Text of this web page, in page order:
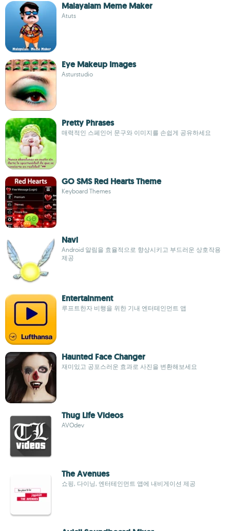
Malayalam Meme Maker
Atuts
Eye Makeup Images
Asturstudio
Pretty Phrases
매력적인 스페인어 문구와 이미지를 손쉽게 공유하세요
GO SMS Red Hearts Theme
Keyboard Themes
Navi
Android 알림을 효율적으로 향상시키고 부드러운 상호작용
제공
Entertainment
루프트한자 비행을 위한 기내 엔터테인먼트 앱
Haunted Face Changer
재미있고 공포스러운 효과로 사진을 변환해보세요
Thug Life Videos
AVOdev
The Avenues
쇼핑, 다이닝, 엔터테인먼트 앱에 내비게이션 제공